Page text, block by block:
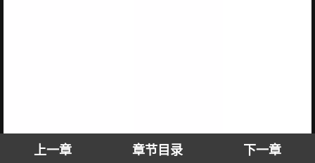
上一章 章节目录 下一章